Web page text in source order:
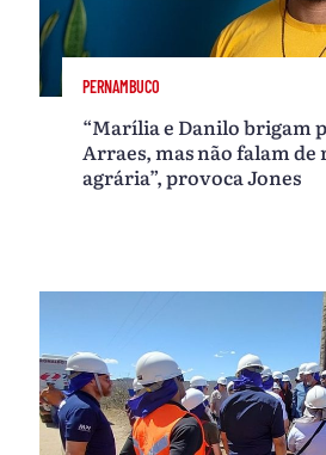
PERNAMBUCO
“Marília e Danilo brigam
Arraes, mas não falam
agrária”, provoca Jones